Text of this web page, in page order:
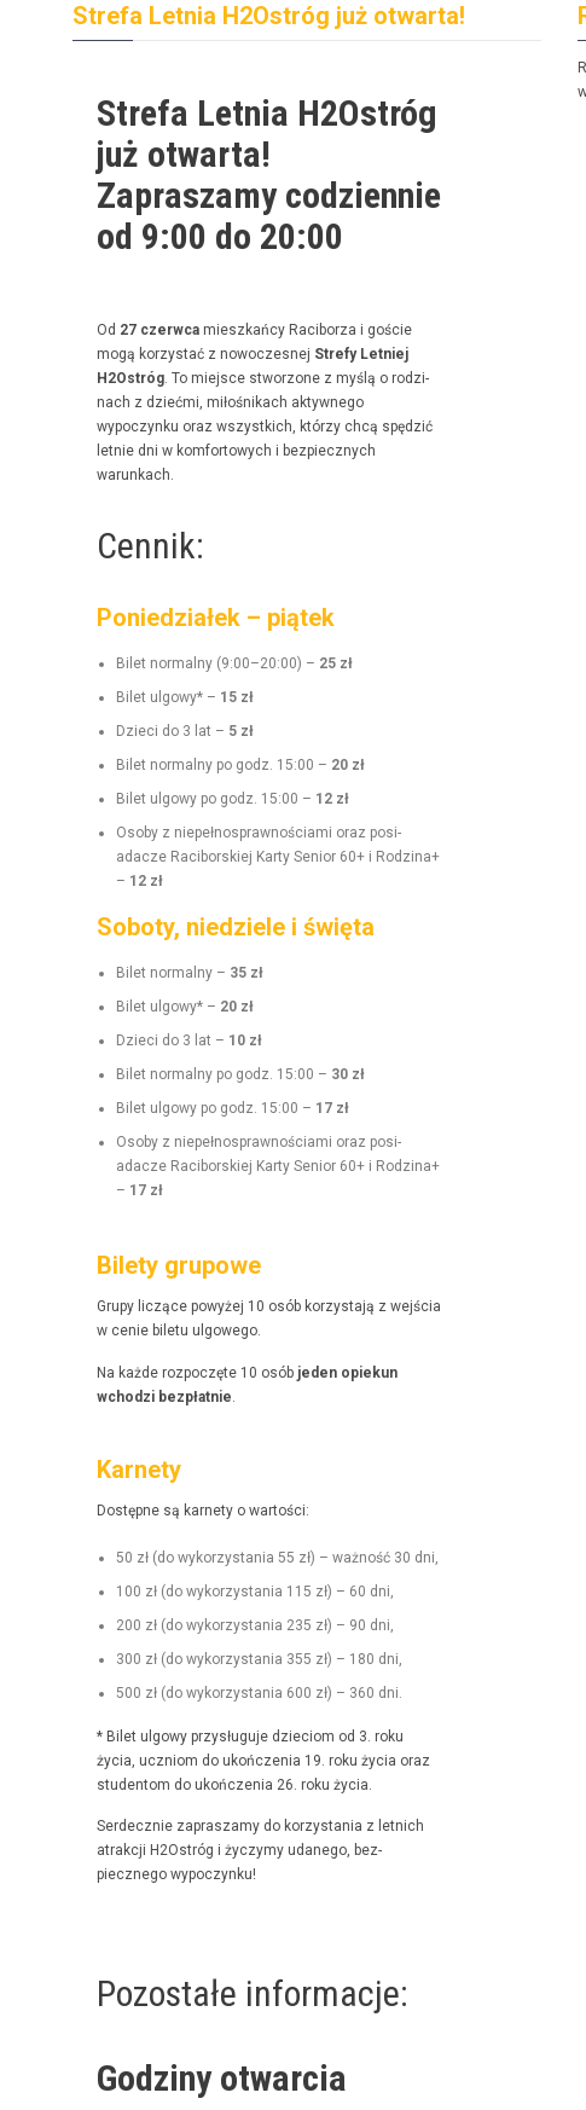
Strefa Letnia H2Ostróg już otwarta!
Strefa Letnia H2Ostróg
już otwarta!
Zapraszamy codziennie
od 9:00 do 20:00
Od 27 czer­w­ca mieszkań­cy Raci­borza i goś­cie
mogą korzys­tać z nowoczes­nej Stre­fy Let­niej
H2Ostróg. To miejsce stwor­zone z myślą o rodz­i­
nach z dzieć­mi, miłośnikach akty­wnego
wypoczynku oraz wszys­t­kich, którzy chcą spędz­ić
let­nie dni w kom­for­towych i bez­piecznych
warunkach.
Cennik:
Poniedziałek – piątek
Bilet nor­mal­ny (9:00–20:00) – 25 zł
Bilet ulgo­wy* – 15 zł
Dzieci do 3 lat – 5 zł
Bilet nor­mal­ny po godz. 15:00 – 20 zł
Bilet ulgo­wy po godz. 15:00 – 12 zł
Oso­by z niepełnosprawnoś­ci­a­mi oraz posi­
adacze Raci­borskiej Kar­ty Senior 60+ i Rodz­i­na+
– 12 zł
Soboty, niedziele i święta
Bilet nor­mal­ny – 35 zł
Bilet ulgo­wy* – 20 zł
Dzieci do 3 lat – 10 zł
Bilet nor­mal­ny po godz. 15:00 – 30 zł
Bilet ulgo­wy po godz. 15:00 – 17 zł
Oso­by z niepełnosprawnoś­ci­a­mi oraz posi­
adacze Raci­borskiej Kar­ty Senior 60+ i Rodz­i­na+
– 17 zł
Bilety grupowe
Grupy liczące powyżej 10 osób korzys­ta­ją z wejś­cia
w cenie bile­tu ulgowego.
Na każde rozpoczęte 10 osób jeden opiekun
wchodzi bezpłat­nie.
Karnety
Dostęp­ne są kar­ne­ty o wartości:
50 zł (do wyko­rzys­ta­nia 55 zł) – ważność 30 dni,
100 zł (do wyko­rzys­ta­nia 115 zł) – 60 dni,
200 zł (do wyko­rzys­ta­nia 235 zł) – 90 dni,
300 zł (do wyko­rzys­ta­nia 355 zł) – 180 dni,
500 zł (do wyko­rzys­ta­nia 600 zł) – 360 dni.
* Bilet ulgo­wy przysługu­je dzieciom od 3. roku
życia, uczniom do ukończenia 19. roku życia oraz
stu­den­tom do ukończenia 26. roku życia.
Serdecznie zaprasza­my do korzys­ta­nia z let­nich
atrakcji H2Ostróg i życzymy udanego, bez­
piecznego wypoczynku!
Pozostałe informacje:
Godziny otwarcia